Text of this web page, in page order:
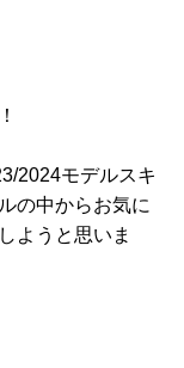
2024モデルスキ
の中からお気に
ようと思いま